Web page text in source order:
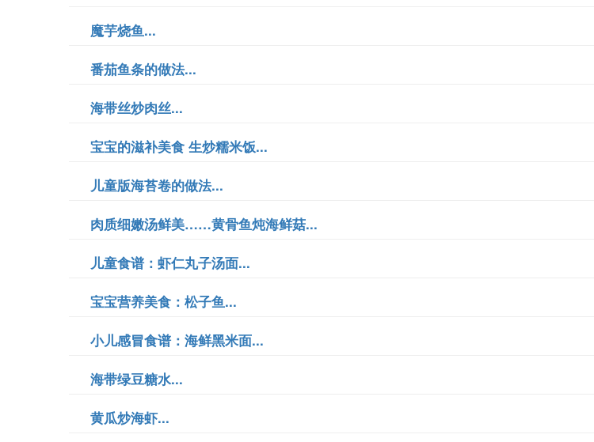
魔芋烧鱼...
番茄鱼条的做法...
海带丝炒肉丝...
宝宝的滋补美食 生炒糯米饭...
儿童版海苔卷的做法...
肉质细嫩汤鲜美……黄骨鱼炖海鲜菇...
儿童食谱：虾仁丸子汤面...
宝宝营养美食：松子鱼...
小儿感冒食谱：海鲜黑米面...
海带绿豆糖水...
黄瓜炒海虾...